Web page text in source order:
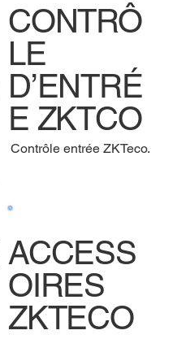
CONTRÔ
LE
D’ENTRÉ
E ZKTCO
Contrôle entrée ZKTeco.
ACCESS
OIRES
ZKTECO